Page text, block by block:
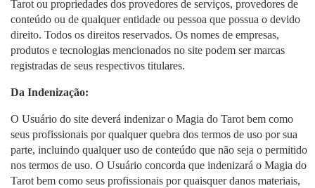
Tarot ou propriedades dos provedores de serviços, provedores de
conteúdo ou de qualquer entidade ou pessoa que possua o devido
direito. Todos os direitos reservados. Os nomes de empresas,
produtos e tecnologias mencionados no site podem ser marcas
registradas de seus respectivos titulares.
Da Indenização:
O Usuário do site deverá indenizar o Magia do Tarot bem como
seus profissionais por qualquer quebra dos termos de uso por sua
parte, incluindo qualquer uso de conteúdo que não seja o permitido
nos termos de uso. O Usuário concorda que indenizará o Magia do
Tarot bem como seus profissionais por quaisquer danos materiais,